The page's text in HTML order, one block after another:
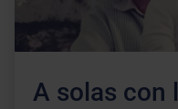
A solas con